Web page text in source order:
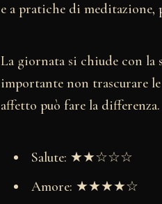
e a pratiche di
La giornata si chiude con la
importante non trascurare
affetto può fare la differenza.
Salute: ★★☆☆☆
Amore: ★★★★☆